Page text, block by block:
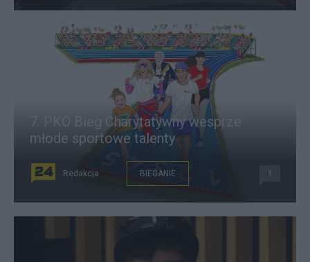
7. PKO Bieg Charytatywny wesprze
młode sportowe talenty
Redakcja BIEGANIE 1